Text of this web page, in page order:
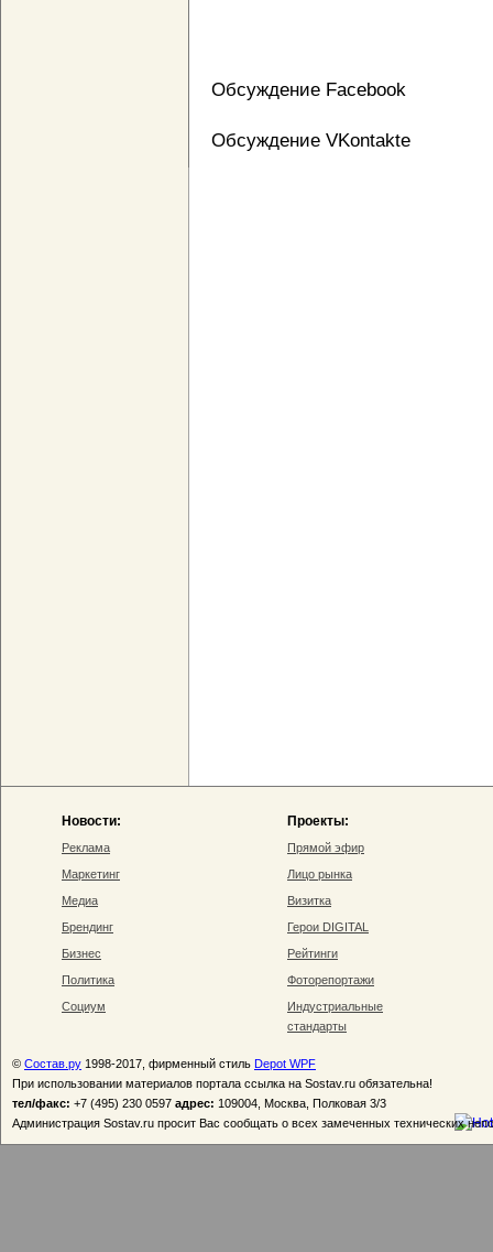
Обсуждение Facebook
Обсуждение VKontakte
Новости:
Реклама
Маркетинг
Медиа
Брендинг
Бизнес
Политика
Социум
Проекты:
Прямой эфир
Лицо рынка
Визитка
Герои DIGITAL
Рейтинги
Фоторепортажи
Индустриальные
стандарты
© Состав.ру 1998-2017, фирменный стиль Depot WPF
При использовании материалов портала ссылка на Sostav.ru обязательна!
тел/факс: +7 (495) 230 0597 адрес: 109004, Москва, Полковая 3/3
Администрация Sostav.ru просит Вас сообщать о всех замеченных технических